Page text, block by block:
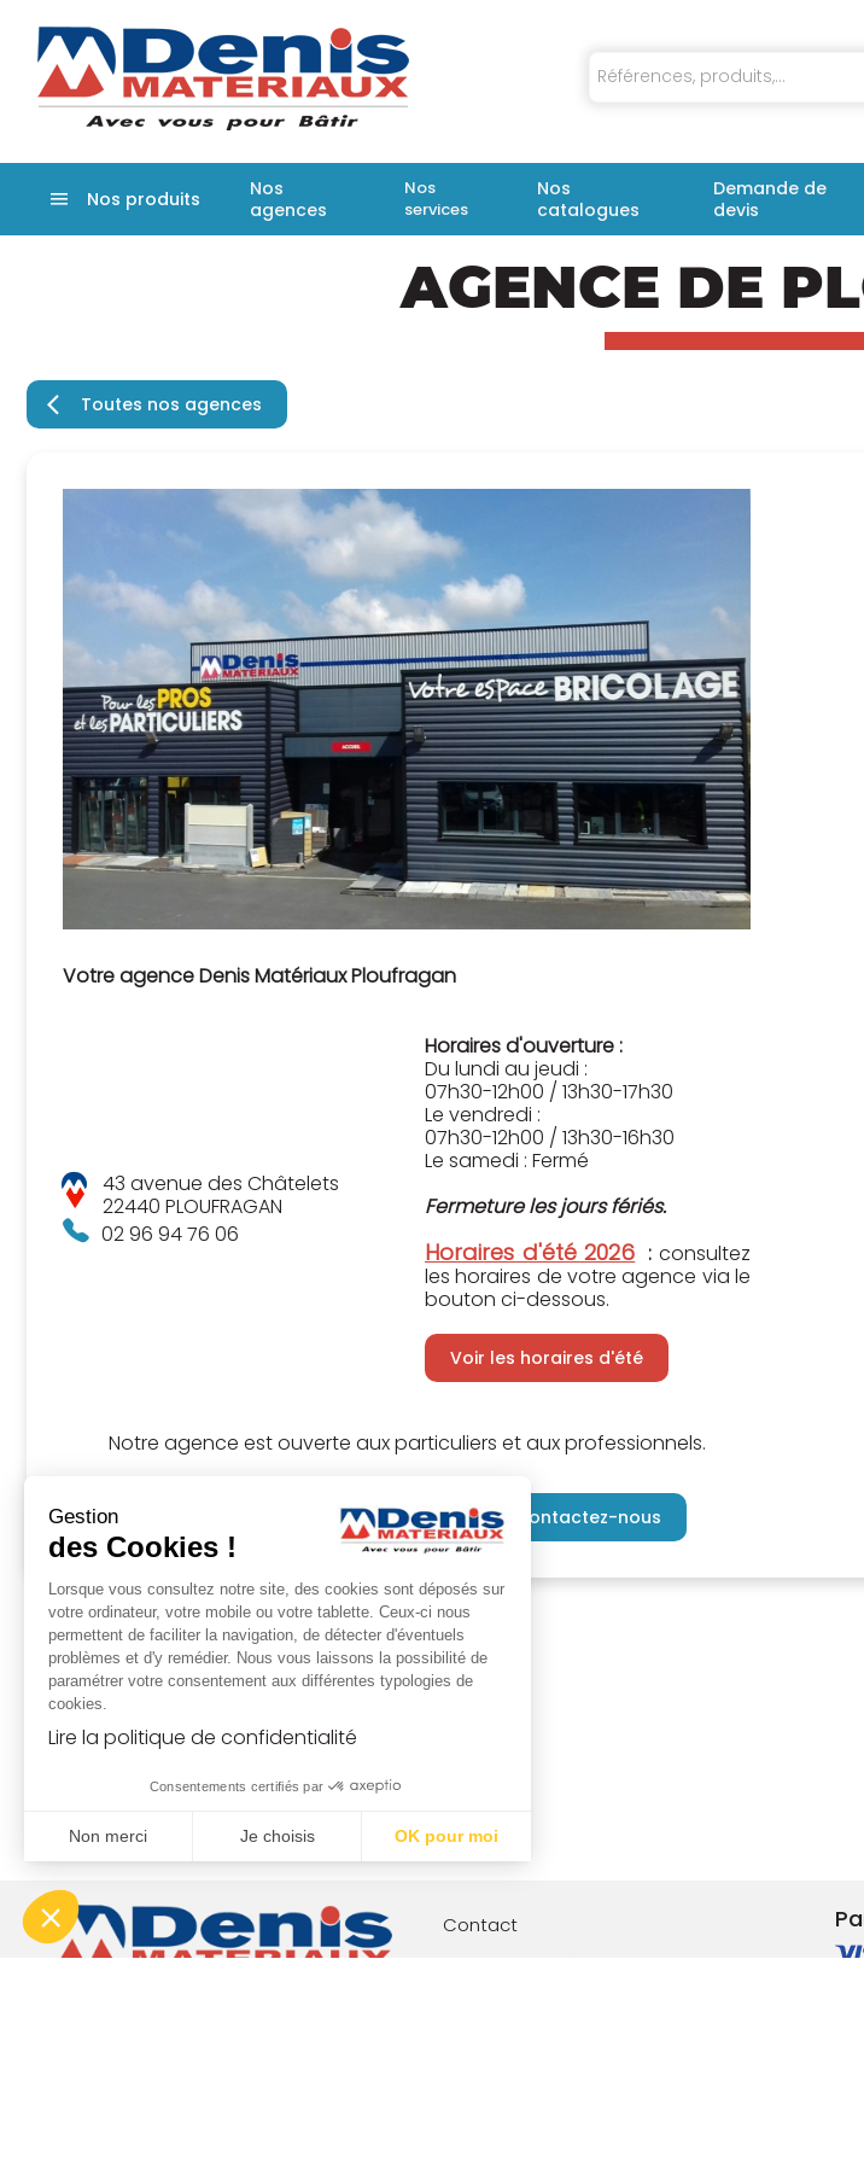
Nos produits
Nos
agences
Nos
services
Nos
catalogues
Demande de
devis
AGENCE DE
Toutes nos agences
Votre agence Denis Matériaux Ploufragan
43 avenue des Châtelets
22440 PLOUFRAGAN
02 96 94 76 06
Horaires d'ouverture :
Du lundi au jeudi :
07h30-12h00 / 13h30-17h30
Le vendredi :
07h30-12h00 / 13h30-16h30
Le samedi : Fermé
Fermeture les jours fériés.
Horaires d'été 2026 : consultez
les horaires de votre agence via le
bouton ci-dessous.
Voir les horaires d'été
Notre agence est ouverte aux particuliers et aux professionnels.
Sélectionner cette agence Contactez-nous
Contact
Gestion
des Cookies !
Lorsque vous consultez notre site, des cookies sont déposés sur
votre ordinateur, votre mobile ou votre tablette. Ceux-ci nous
permettent de faciliter la navigation, de détecter d'éventuels
problèmes et d'y remédier. Nous vous laissons la possibilité de
paramétrer votre consentement aux différentes typologies de
cookies.
Lire la politique de confidentialité
Consentements certifiés par
Non merci Je choisis OK pour moi
Notre plateforme vous permet d'adapter et de gérer vos paramètres de confidentialité, en